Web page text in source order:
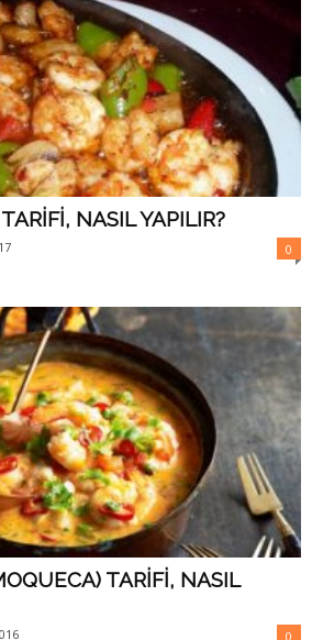
NASIL YAPILIR?
0
TARİFİ, NASIL
0